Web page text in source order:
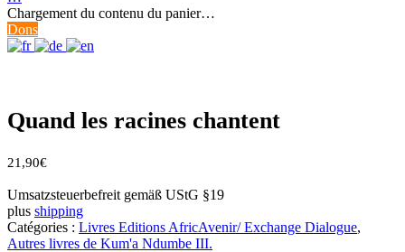
Chargement du contenu du panier…
Dons
Quand les racines chantent
21,90€
Umsatzsteuerbefreit gemäß UStG §19
plus shipping
Catégories : Livres Editions AfricAvenir/ Exchange Dialogue,
Autres livres de Kum'a Ndumbe III.